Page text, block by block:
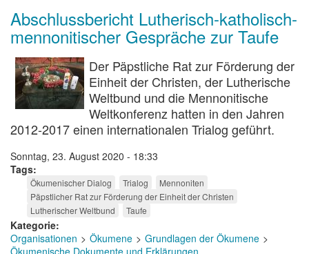
Abschlussbericht Lutherisch-katholisch-
mennonitischer Gespräche zur Taufe
Der Päpstliche Rat zur Förderung der
Einheit der Christen, der Lutherische
Weltbund und die Mennonitische
Weltkonferenz hatten in den Jahren
2012-2017 einen internationalen Trialog geführt.
Sonntag, 23. August 2020 - 18:33
Tags
Ökumenischer Dialog Trialog
Mennoniten
Päpstlicher Rat zur Förderung der Einheit der Christen
Lutherischer Weltbund
Taufe
Kategorie
Organisationen
Ökumene
Grundlagen der Ökumene